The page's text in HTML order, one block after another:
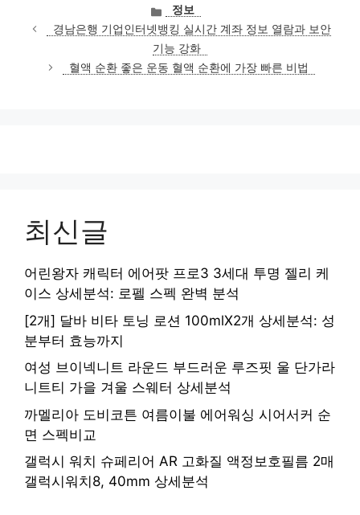
카
테
고
리
정보
경남은행 기업인터넷뱅킹 실시간 계좌 정보 열람과 보안
기능 강화
혈액 순환 좋은 운동 혈액 순환에 가장 빠른 비법
최신글
어린왕자 캐릭터 에어팟 프로3 3세대 투명 젤리 케
이스 상세분석: 로펠 스펙 완벽 분석
[2개] 달바 비타 토닝 로션 100mlX2개 상세분석: 성
분부터 효능까지
여성 브이넥니트 라운드 부드러운 루즈핏 울 단가라
니트티 가을 겨울 스웨터 상세분석
까멜리아 도비코튼 여름이불 에어워싱 시어서커 순
면 스펙비교
갤럭시 워치 슈페리어 AR 고화질 액정보호필름 2매
갤럭시워치8, 40mm 상세분석